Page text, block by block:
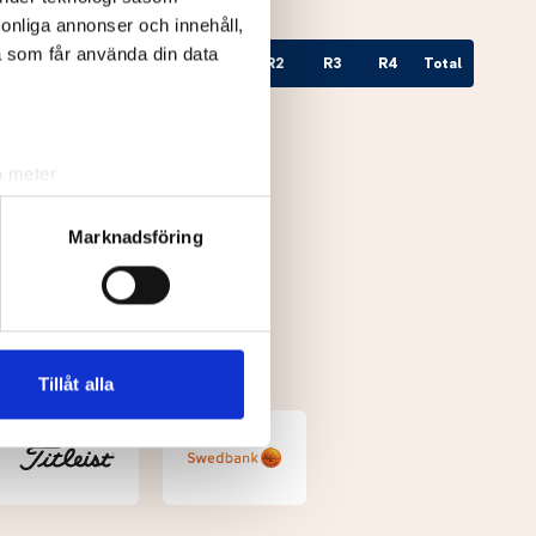
annonser och innehåll,
får använda din data
meter
. Du kan ändra
information från din enhet
kombinera informationen
Marknadsföring
Tillåt alla
Till par Hål R1 R2 R3 R4 Total